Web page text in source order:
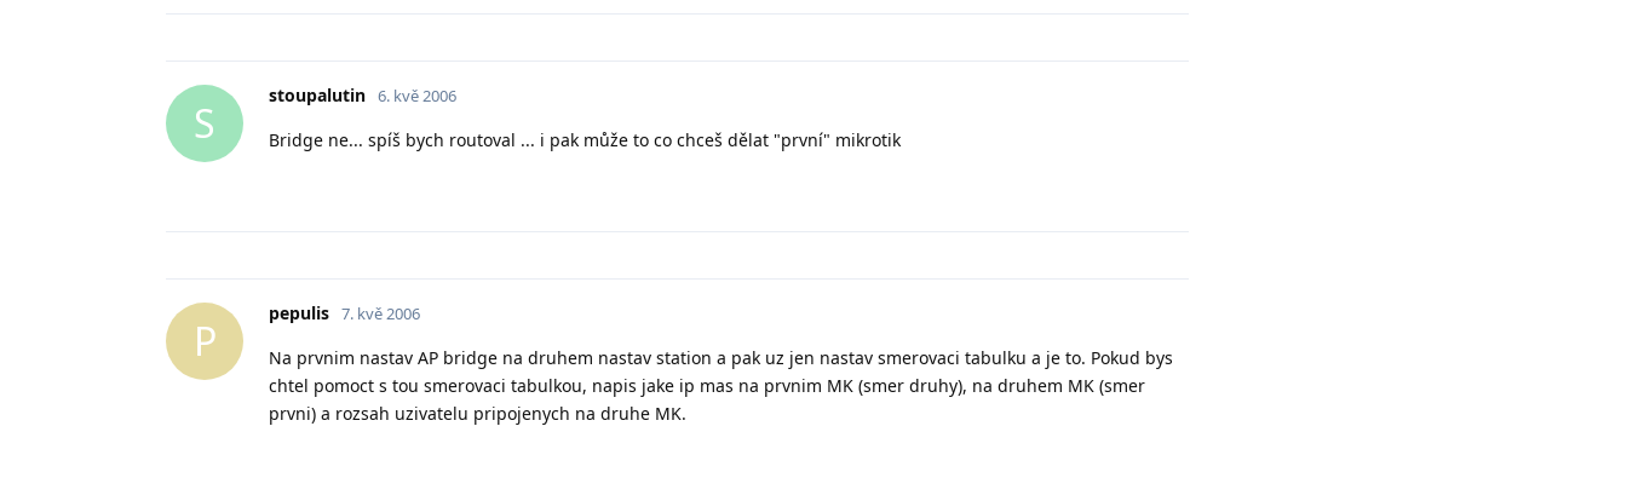
S
stoupalutin 6. kvě 2006
Bridge ne... spíš bych routoval ... i pak může to co chceš dělat "první" mikrotik
P
pepulis 7. kvě 2006
Na prvnim nastav AP bridge na druhem nastav station a pak uz jen nastav smerovaci tabulku a je to. Pokud bys
chtel pomoct s tou smerovaci tabulkou, napis jake ip mas na prvnim MK (smer druhy), na druhem MK (smer
prvni) a rozsah uzivatelu pripojenych na druhe MK.